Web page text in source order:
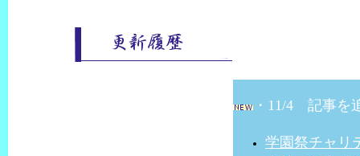
・11/4 記事を
学園祭チャリ